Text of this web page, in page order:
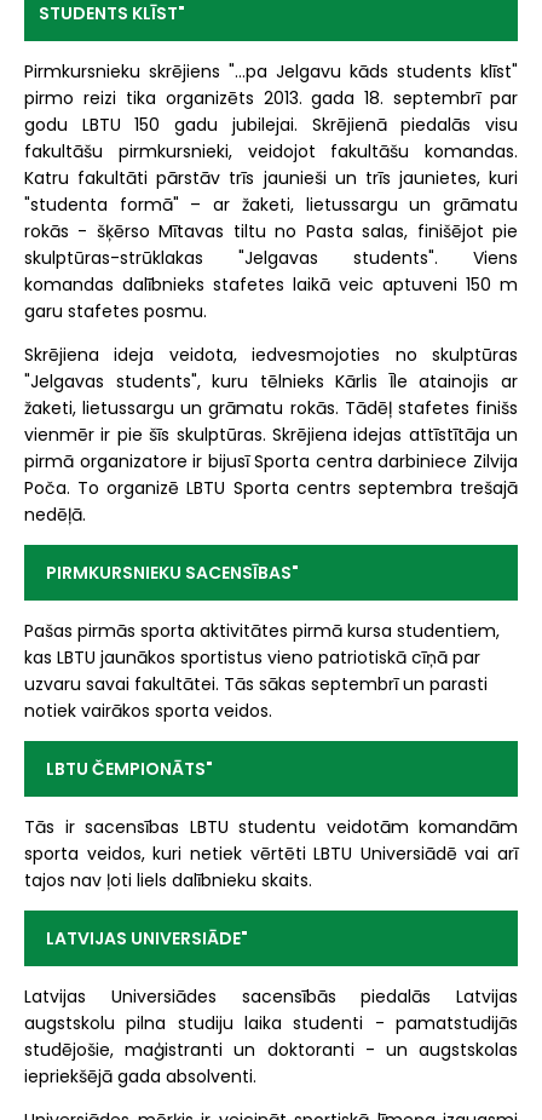
STUDENTS KLĪST"
Pirmkursnieku skrējiens "…pa Jelgavu kāds students klīst"
pirmo reizi tika organizēts 2013. gada 18. septembrī par
godu LBTU 150 gadu jubilejai. Skrējienā piedalās visu
fakultāšu pirmkursnieki, veidojot fakultāšu komandas.
Katru fakultāti pārstāv trīs jaunieši un trīs jaunietes, kuri
"studenta formā" – ar žaketi, lietussargu un grāmatu
rokās - šķērso Mītavas tiltu no Pasta salas, finišējot pie
skulptūras-strūklakas "Jelgavas students". Viens
komandas dalībnieks stafetes laikā veic aptuveni 150 m
garu stafetes posmu.
Skrējiena ideja veidota, iedvesmojoties no skulptūras
"Jelgavas students", kuru tēlnieks Kārlis Īle atainojis ar
žaketi, lietussargu un grāmatu rokās. Tādēļ stafetes finišs
vienmēr ir pie šīs skulptūras. Skrējiena idejas attīstītāja un
pirmā organizatore ir bijusī Sporta centra darbiniece Zilvija
Poča. To organizē LBTU Sporta centrs septembra trešajā
nedēļā.
PIRMKURSNIEKU SACENSĪBAS"
Pašas pirmās sporta aktivitātes pirmā kursa studentiem,
kas LBTU jaunākos sportistus vieno patriotiskā cīņā par
uzvaru savai fakultātei. Tās sākas septembrī un parasti
notiek vairākos sporta veidos.
LBTU ČEMPIONĀTS"
Tās ir sacensības LBTU studentu veidotām komandām
sporta veidos, kuri netiek vērtēti LBTU Universiādē vai arī
tajos nav ļoti liels dalībnieku skaits.
LATVIJAS UNIVERSIĀDE"
Latvijas Universiādes sacensībās piedalās Latvijas
augstskolu pilna studiju laika studenti - pamatstudijās
studējošie, maģistranti un doktoranti - un augstskolas
iepriekšējā gada absolventi.